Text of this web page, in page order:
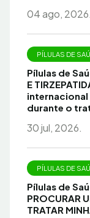
04 ago, 2026.
PÍLULAS DE
Pílulas de
E
durante o
30 jul, 2026.
PÍLULAS DE
Pílulas de
PROCURAR
TRATAR